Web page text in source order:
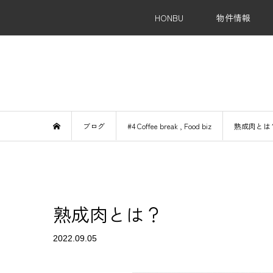
HONBU 物件情報
ブログ #4 Coffee break Food biz 熟成肉とは
熟成肉とは？
2022.09.05